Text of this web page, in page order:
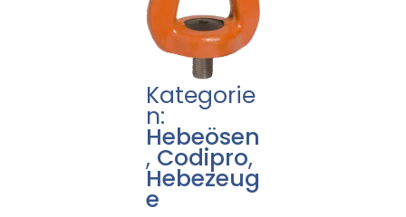
Kategorie
n:
Hebeösen
, Codipro,
Hebezeug
e